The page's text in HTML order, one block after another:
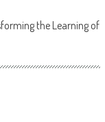
the Learning of